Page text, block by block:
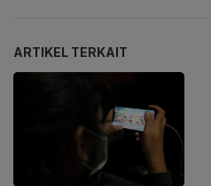
ARTIKEL TERKAIT